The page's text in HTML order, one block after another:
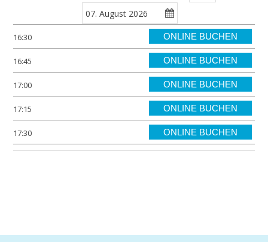
16:30 ONLINE BUCHEN
16:45 ONLINE BUCHEN
17:00 ONLINE BUCHEN
17:15 ONLINE BUCHEN
17:30 ONLINE BUCHEN